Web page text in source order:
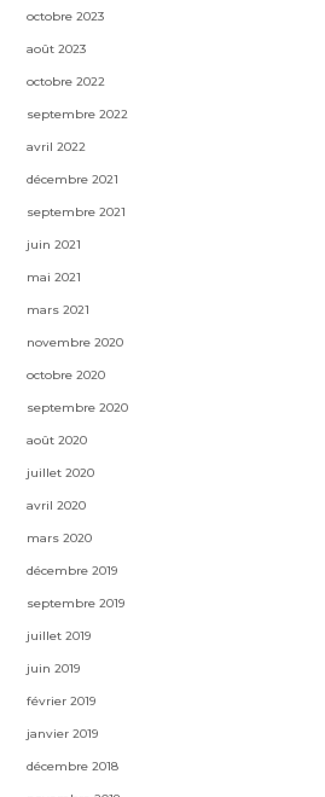
octobre 2023
août 2023
octobre 2022
septembre 2022
avril 2022
décembre 2021
septembre 2021
juin 2021
mai 2021
mars 2021
novembre 2020
octobre 2020
septembre 2020
août 2020
juillet 2020
avril 2020
mars 2020
décembre 2019
septembre 2019
juillet 2019
juin 2019
février 2019
janvier 2019
décembre 2018